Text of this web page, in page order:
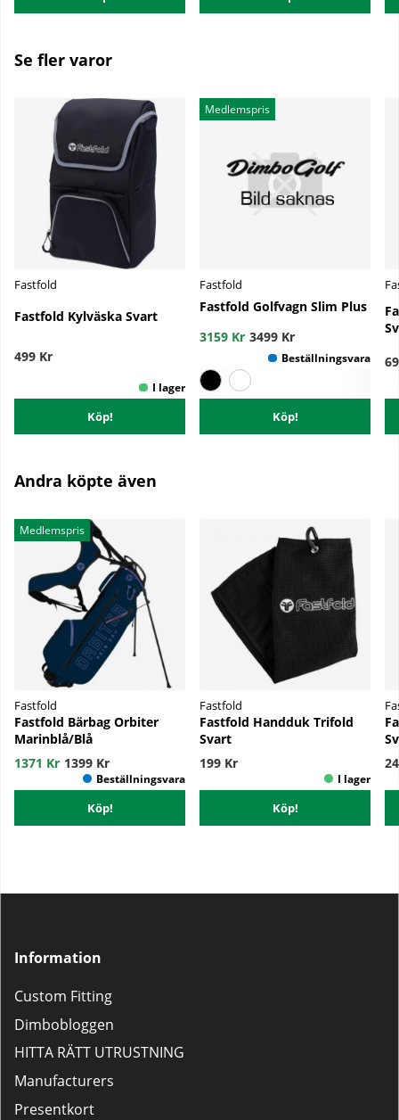
Se fler varor
Fastfold
Fastfold Kylväska Svart
499 Kr
Köp!
Medlemspris
Fastfold
Fastfold Golfvagn Slim Plus
3159 Kr 3499 Kr
Köp!
Andra köpte även
Medlemspris
Fastfold
Fastfold Bärbag Orbiter
Marinblå/Blå
1371 Kr 1399 Kr
Köp!
Fastfold
Fastfold Handduk Trifold
Svart
199 Kr
Köp!
Information
Custom Fitting
Dimbobloggen
HITTA RÄTT UTRUSTNING
Manufacturers
Presentkort